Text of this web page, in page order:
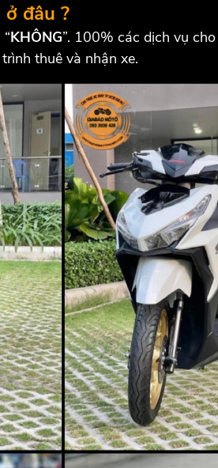
đâu ?
KHÔNG”. 100% các dịch vụ
thuê và nhận xe.